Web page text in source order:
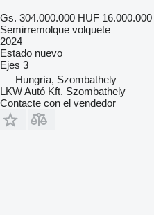
Gs. 304.000.000 HUF 16.000.000
Semirremolque volquete
2024
Estado nuevo
Ejes 3
Hungría, Szombathely
LKW Autó Kft. Szombathely
Contacte con el vendedor